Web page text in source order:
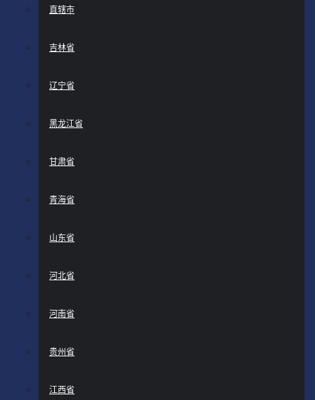
直辖市
吉林省
辽宁省
黑龙江省
甘肃省
青海省
山东省
河北省
河南省
贵州省
江西省